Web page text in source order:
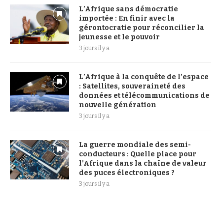
L’Afrique sans démocratie
importée : En finir avec la
gérontocratie pour réconcilier la
jeunesse et le pouvoir
3 jours il y a
L’Afrique à la conquête de l’espace
: Satellites, souveraineté des
données et télécommunications de
nouvelle génération
3 jours il y a
La guerre mondiale des semi-
conducteurs : Quelle place pour
l’Afrique dans la chaîne de valeur
des puces électroniques ?
3 jours il y a